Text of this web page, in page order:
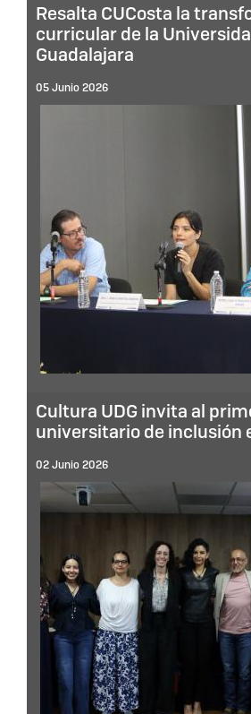
Resalta CUCosta la
curricular de la
Guadalajara
05 Junio 2026
Cultura UDG invita al
universitario de inclusión
02 Junio 2026